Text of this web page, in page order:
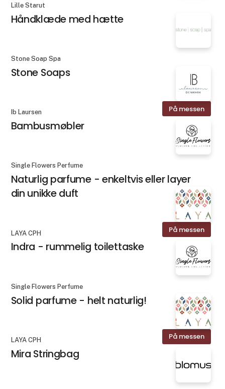
Lille Starut
Håndklæde med hætte
Stone Soap Spa
Stone Soaps
På messen
Ib Laursen
Bambusmøbler
Single Flowers Perfume
Naturlig parfume - enkeltvis eller layer
din unikke duft
På messen
LAYA CPH
Indra - rummelig toilettaske
Single Flowers Perfume
Solid parfume - helt naturlig!
På messen
LAYA CPH
Mira Stringbag